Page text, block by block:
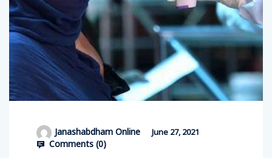
Janashabdham Online June 27, 2021
Comments (0)